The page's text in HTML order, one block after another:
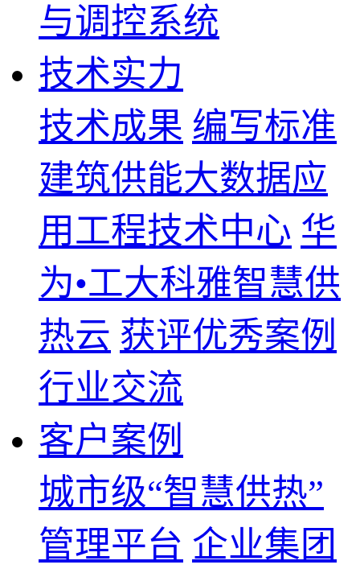
与调控系统
技术实力
技术成果 编写标准
建筑供能大数据应
用工程技术中心 华
为•工大科雅智慧供
热云 获评优秀案例
行业交流
客户案例
城市级“智慧供热”
管理平台 企业集团